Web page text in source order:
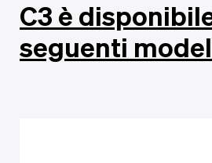
C3 è
seguenti